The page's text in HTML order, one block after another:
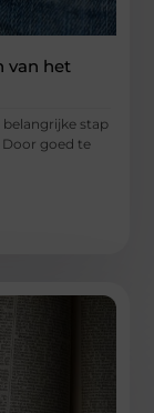
van het
belangrijke stap
goed te